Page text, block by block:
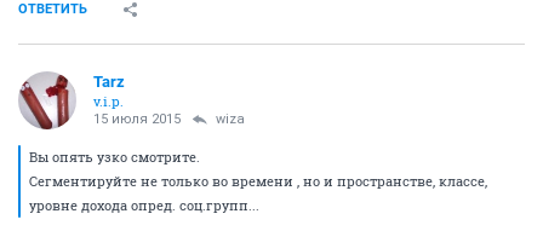
ОТВЕТИТЬ
Tarz
v.i.p.
15 июля 2015 wiza
Вы опять узко смотрите.
Сегментируйте не только во времени , но и пространстве, классе,
уровне дохода опред. соц.групп...